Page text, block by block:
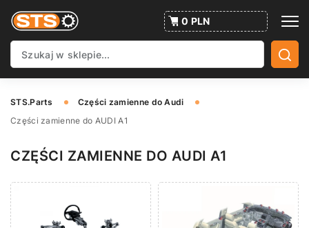
0 PLN
STS.Parts
Części zamienne do Audi
Części zamienne do AUDI A1
CZĘŚCI ZAMIENNE DO AUDI A1